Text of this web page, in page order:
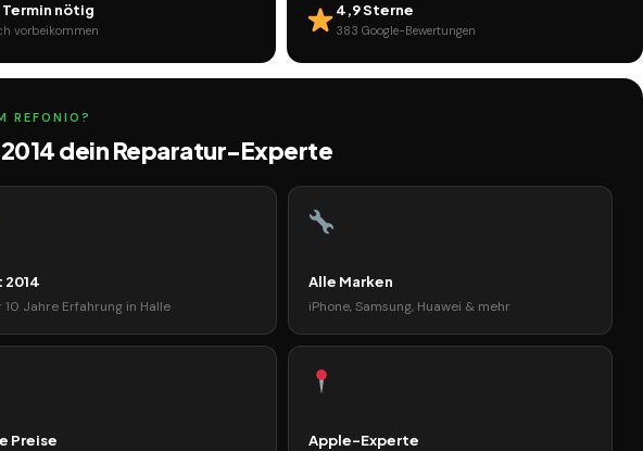
Termin nötig
vorbeikommen
4,9 Sterne
383 Google-Bewertungen
REFONIO?
dein Reparatur-Experte
2014
10 Jahre Erfahrung in Halle
Alle Marken
iPhone, Samsung, Huawei & mehr
Preise
Apple-Experte